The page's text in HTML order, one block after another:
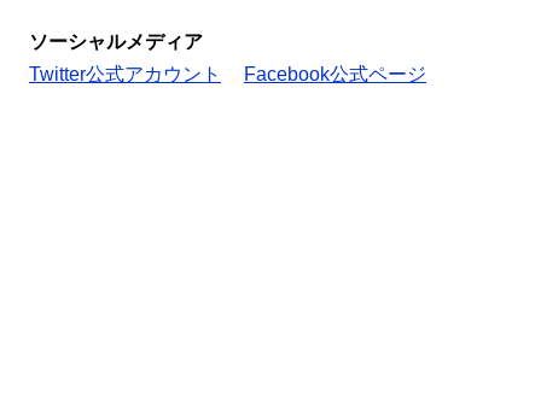
ソーシャルメディア
Twitter公式アカウント
Facebook公式ページ